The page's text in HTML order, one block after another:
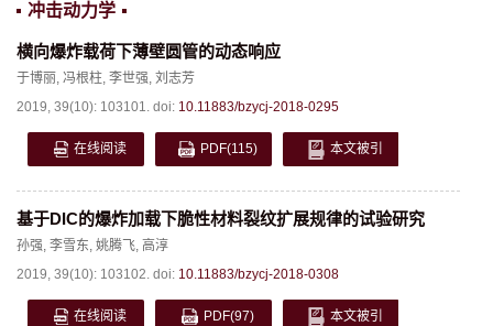
冲击动力学
横向爆炸载荷下薄壁圆管的动态响应
于博丽, 冯根柱, 李世强, 刘志芳
2019, 39(10): 103101. doi: 10.11883/bzycj-2018-0295
在线阅读 PDF(115) 本文被引
基于DIC的爆炸加载下脆性材料裂纹扩展规律的试验研究
孙强, 李雪东, 姚腾飞, 高淳
2019, 39(10): 103102. doi: 10.11883/bzycj-2018-0308
在线阅读 PDF(97) 本文被引